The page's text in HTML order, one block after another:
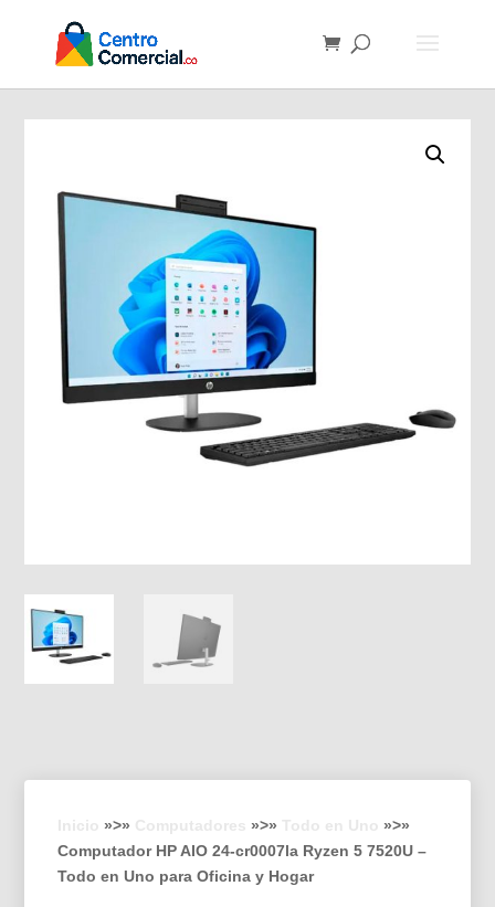
»>» »>»
»>»
Computador HP AIO 24-cr0007la Ryzen 5 7520U –
Todo en Uno para Oficina y Hogar